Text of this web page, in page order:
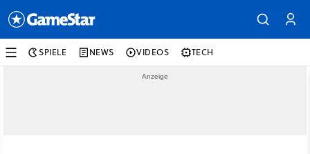
SPIELE NEWS VIDEOS TECH